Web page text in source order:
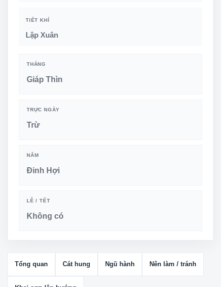
TIẾT KHÍ
Lập Xuân
THÁNG
Giáp Thìn
TRỰC NGÀY
Trừ
NĂM
Đinh Hợi
LỄ / TẾT
Không có
Tổng quan Cát hung Ngũ hành Nên làm / tránh